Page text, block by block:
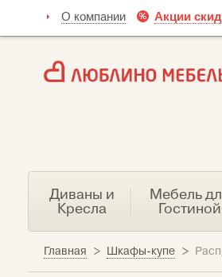
О компании Акции
Диваны и
Кресла
Мебель
Гостиной
Главная > Шкафы-купе >